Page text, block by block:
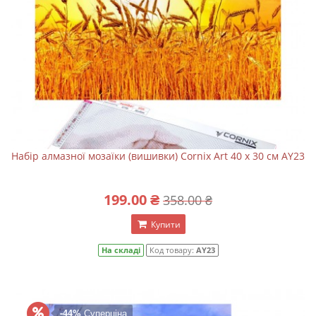
Набір алмазної мозаїки (вишивки) Cornix Art 40 x 30 см AY23
199.00 ₴ 358.00 ₴
Купити
На складі Код товару: AY23
-44%Суперціна